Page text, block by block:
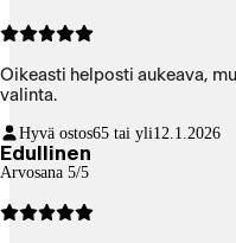
Oikeasti helposti aukeava,
valinta.
Hyvä ostos65 tai yli12.1.2026
Edullinen
Arvosana 5/5